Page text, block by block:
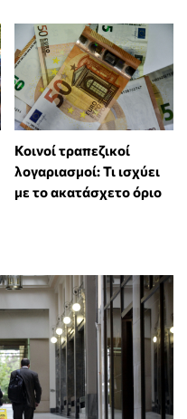
Κοινοί τραπεζικοί
λογαριασμοί: Τι ισχύει
με το ακατάσχετο όριο